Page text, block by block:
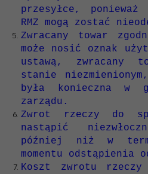
przesyłce, ponieważ
RMZ mogą zostać
Zwracany towar
może nosić oznak
ustawą, zwracany
stanie
była konieczna w
zarządu.
Zwrot rzeczy do
nastąpić
później niż w
momentu odstąpienia
Koszt zwrotu rzeczy